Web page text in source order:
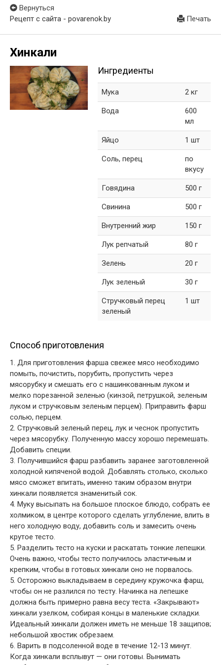
Вернуться
Рецепт с сайта - povarenok.by
Печать
Хинкали
Ингредиенты
Мука 2 кг
Вода
600
мл
Яйцо 1 шт
Соль, перец
по
вкусу
Говядина 500 г
Свинина 500 г
Внутренний жир 150 г
Лук репчатый 80 г
Зелень 20 г
Лук зеленый 30 г
Стручковый перец
зеленый
1 шт
Способ приготовления
1. Для приготовления фарша свежее мясо необходимо
помыть, почистить, порубить, пропустить через
мясорубку и смешать его с нашинкованным луком и
мелко порезанной зеленью (кинзой, петрушкой, зеленым
луком и стручковым зеленым перцем). Приправить фарш
солью, перцем.
2. Стручковый зеленый перец, лук и чеснок пропустить
через мясорубку. Полученную массу хорошо перемешать.
Добавить специи.
3. Получившийся фарш разбавить заранее заготовленной
холодной кипяченой водой. Добавлять столько, сколько
мясо сможет впитать, именно таким образом внутри
хинкали появляется знаменитый сок.
4. Муку высыпать на большое плоское блюдо, собрать ее
холмиком, в центре которого сделать углубление, влить в
него холодную воду, добавить соль и замесить очень
крутое тесто.
5. Разделить тесто на куски и раскатать тонкие лепешки.
Очень важно, чтобы тесто получилось эластичным и
крепким, чтобы в готовых хинкали оно не порвалось.
5. Осторожно выкладываем в середину кружочка фарш,
чтобы он не разлился по тесту. Начинка на лепешке
должна быть примерно равна весу теста. «Закрывают»
хинкали узелком, собирая концы в маленькие складки.
Идеальный хинкали должен иметь не меньше 18 защипов;
небольшой хвостик обрезаем.
6. Варить в подсоленной воде в течение 12-13 минут.
Когда хинкали всплывут — они готовы. Вынимать